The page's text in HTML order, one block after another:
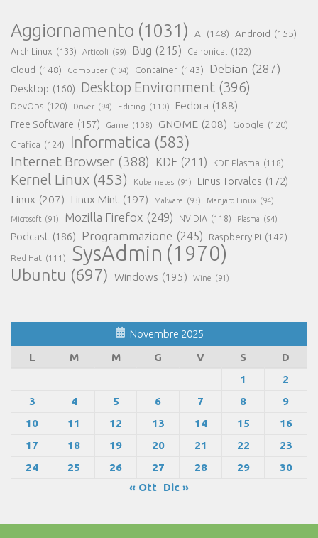
Aggiornamento (1031) AI (148) Android (155)
Arch Linux (133) Articoli (99) Bug (215) Canonical (122)
Cloud (148) Computer (104) Container (143) Debian (287)
Desktop (160) Desktop Environment (396)
DevOps (120) Driver (94) Editing (110) Fedora (188)
Free Software (157) Game (108) GNOME (208) Google (120)
Grafica (124) Informatica (583)
Internet Browser (388) KDE (211) KDE Plasma (118)
Kernel Linux (453) Kubernetes (91) Linus Torvalds (172)
Linux (207) Linux Mint (197) Malware (93) Manjaro Linux (94)
Microsoft (91) Mozilla Firefox (249) NVIDIA (118) Plasma (94)
Podcast (186) Programmazione (245) Raspberry Pi (142)
Red Hat (111) SysAdmin (1970)
Ubuntu (697) Windows (195) Wine (91)
Novembre 2025
L
M M G V S
D
1
2
3
4 5 6 7 8
9
10
11 12 13 14 15
16
17
18 19 20 21 22
23
24
25 26 27 28 29
30
« Ott
Dic »